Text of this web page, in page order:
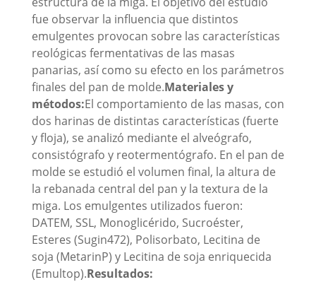
fue observar la influencia que distintos
emulgentes provocan sobre las características
reológicas fermentativas de las masas
panarias, así como su efecto en los parámetros
finales del pan de molde.Materiales y
métodos:El comportamiento de las masas, con
dos harinas de distintas características (fuerte
y floja), se analizó mediante el alveógrafo,
consistógrafo y reotermentógrafo. En el pan de
molde se estudió el volumen final, la altura de
la rebanada central del pan y la textura de la
miga. Los emulgentes utilizados fueron:
DATEM, SSL, Monoglicérido, Sucroéster,
Esteres (Sugin472), Polisorbato, Lecitina de
soja (MetarinP) y Lecitina de soja enriquecida
(Emultop).Resultados: